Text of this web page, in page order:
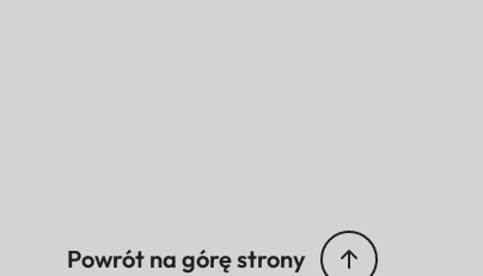
Powrót na górę strony